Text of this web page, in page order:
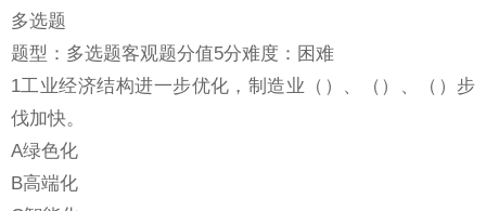
多选题
题型：多选题客观题分值5分难度：困难
1工业经济结构进一步优化，制造业（）、（）、（）步
伐加快。
A绿色化
B高端化